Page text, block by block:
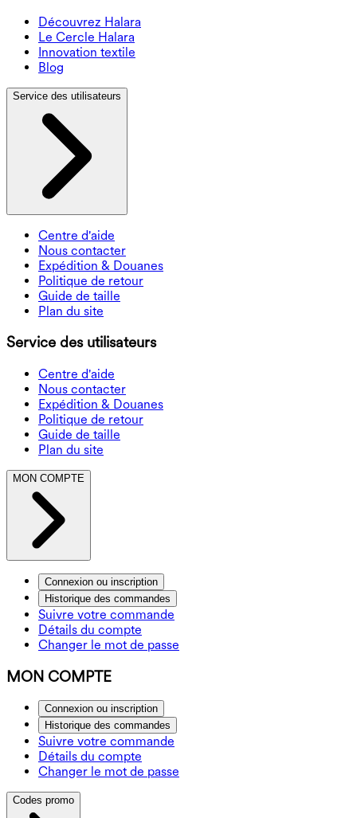
Découvrez Halara
Le Cercle Halara
Innovation textile
Blog
Service des utilisateurs
Centre d'aide
Nous contacter
Expédition & Douanes
Politique de retour
Guide de taille
Plan du site
Service des utilisateurs
Centre d'aide
Nous contacter
Expédition & Douanes
Politique de retour
Guide de taille
Plan du site
MON COMPTE
Connexion ou inscription
Historique des commandes
Suivre votre commande
Détails du compte
Changer le mot de passe
MON COMPTE
Connexion ou inscription
Historique des commandes
Suivre votre commande
Détails du compte
Changer le mot de passe
Codes promo